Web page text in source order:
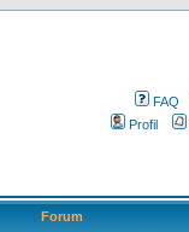
FAQ
Profil
Forum